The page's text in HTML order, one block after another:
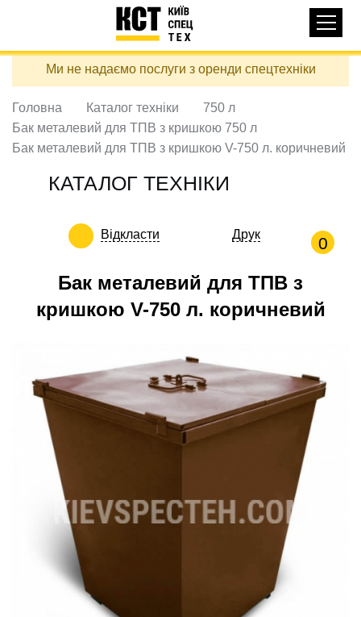
Перейти
вмісту
навигация
КАТАЛОГ ТЕХНІКИ
ДОСТАВКА ТА ОПЛАТА
ПРО НАС
ВІДГУКИ
ПОДЗВОНИТИ
Контактні телефони:
ЗАДАТИ ПИТАННЯ
ua
Ми не надаємо послуги з оренди спецтехніки
Головна Каталог техніки
750 л
Бак металевий для ТПВ з кришкою 750 л
Бак металевий для ТПВ з кришкою V-750 л. коричневий
КАТАЛОГ ТЕХНІКИ
Відкласти Друк 0
Бак металевий для ТПВ з
кришкою V-750 л. коричневий